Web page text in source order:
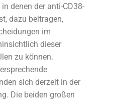
denen der anti-CD38-
dazu beitragen,
im
dieser
zu können.
sich derzeit in der
Die beiden großen